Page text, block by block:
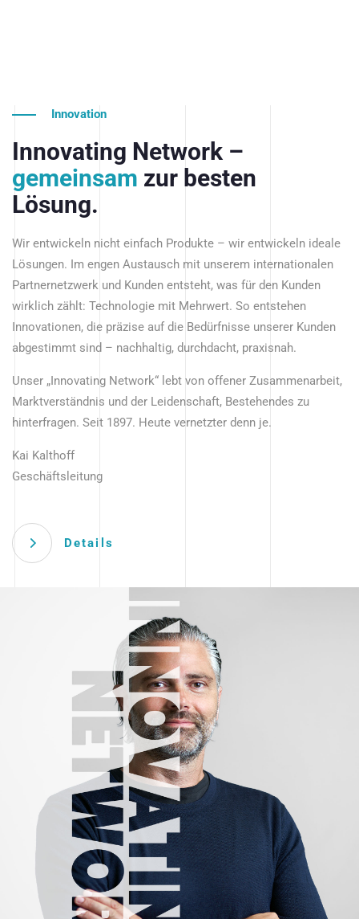
Innovation
Innovating Network –
gemeinsam zur besten
Lösung.
Wir entwickeln nicht einfach Produkte – wir entwickeln ideale
Lösungen. Im engen Austausch mit unserem internationalen
Partnernetzwerk und Kunden entsteht, was für den Kunden
wirklich zählt: Technologie mit Mehrwert. So entstehen
Innovationen, die präzise auf die Bedürfnisse unserer Kunden
abgestimmt sind – nachhaltig, durchdacht, praxisnah.
Unser „Innovating Network“ lebt von offener Zusammenarbeit,
Marktverständnis und der Leidenschaft, Bestehendes zu
hinterfragen. Seit 1897. Heute vernetzter denn je.
Kai Kalthoff
Geschäftsleitung
Details